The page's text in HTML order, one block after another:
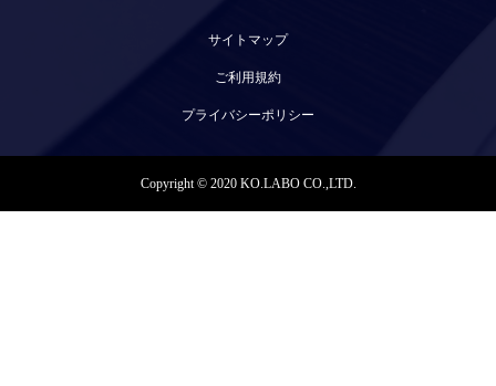
サイトマップ
ご利用規約
プライバシーポリシー
Copyright © 2020 KO.LABO CO.,LTD.